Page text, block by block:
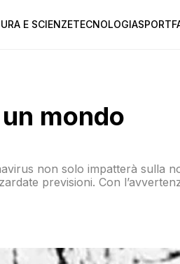
E SCIENZETECNOLOGIASPORT
mondo
non solo impatterà sulla
previsioni. Con